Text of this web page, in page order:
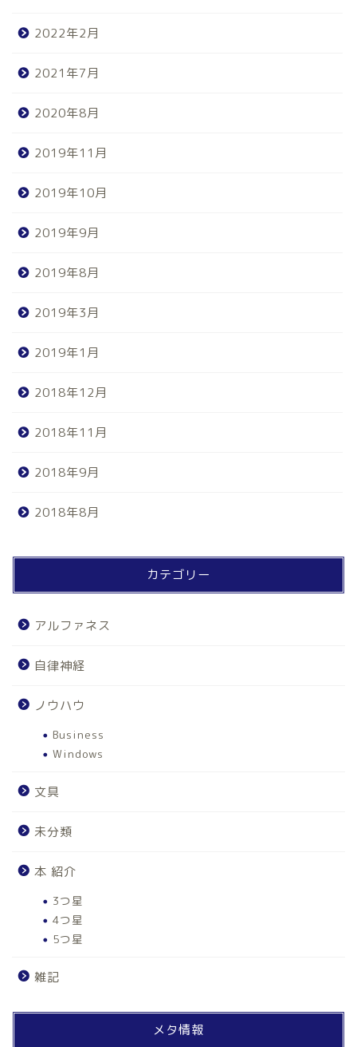
2022年2月
2021年7月
2020年8月
2019年11月
2019年10月
2019年9月
2019年8月
2019年3月
2019年1月
2018年12月
2018年11月
2018年9月
2018年8月
カテゴリー
アルファネス
自律神経
ノウハウ
Business
Windows
文具
未分類
本 紹介
3つ星
4つ星
5つ星
雑記
メタ情報
ホーム